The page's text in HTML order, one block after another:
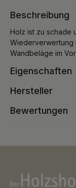
Beschreibung
Holz ist zu schade
Wiederverwertung
Wandbeläge im
Eigenschaften
Hersteller
Bewertungen